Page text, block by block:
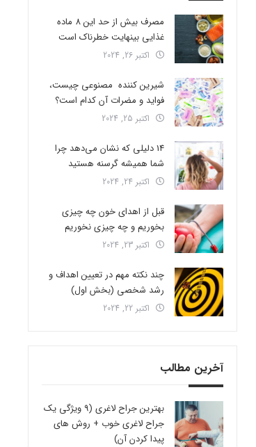
مصرف بیش از حد این 8 ماده
غذایی بینهایت خطرناک است
اکتبر 26, 2024
شیرین کننده مصنوعی چیست،
فواید و مضرات آن کدام است؟
اکتبر 25, 2024
14 دلیلی که نشان می‌دهد چرا
شما همیشه گرسنه هستید
اکتبر 24, 2024
قبل از اهدای خون چه چیزی
بخوریم و چه چیزی نخوریم
اکتبر 23, 2024
چند نکته مهم در تعیین اهداف و
رشد شخصی (بخش اول)
اکتبر 22, 2024
آخرین مطالب
بهترین جراح لاغری (9 ویژگی یک
جراح لاغری خوب + روش های
پیدا کردن آن)